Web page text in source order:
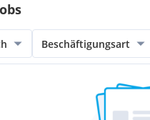
Beschäftigungsart